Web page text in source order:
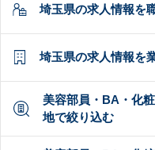
埼玉県の求人情報を
埼玉県の求人情報を
美容部員・BA・化
地で絞り込む